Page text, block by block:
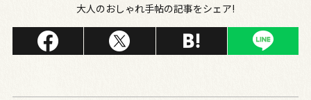
大人のおしゃれ手帖の記事をシェア!